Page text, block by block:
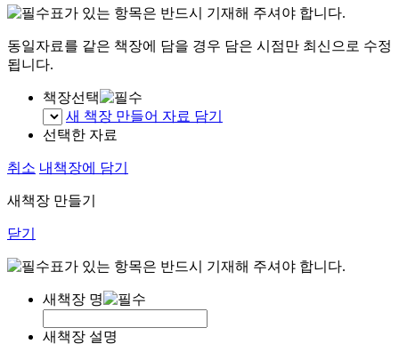
표가 있는 항목은 반드시 기재해 주셔야 합니다.
동일자료를 같은 책장에 담을 경우 담은 시점만 최신으로 수정
됩니다.
책장선택
새 책장 만들어 자료 담기
선택한 자료
취소 내책장에 담기
새책장 만들기
닫기
표가 있는 항목은 반드시 기재해 주셔야 합니다.
새책장 명
새책장 설명